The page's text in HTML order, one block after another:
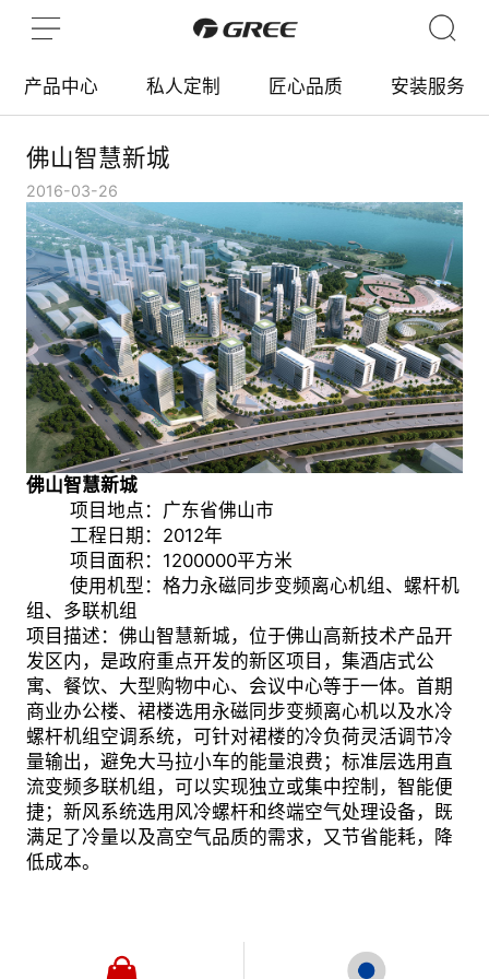
产品中心 私人定制 匠心品质 安装服务
佛山智慧新城
2016-03-26
佛山智慧新城
项目地点：广东省佛山市
工程日期： 2012年
项目面积： 1200000平方米
使用机型：格力永磁同步变频离心机组、螺杆机
组、多联机组
项目描述：佛山智慧新城，位于佛山高新技术产品开
发区内，是政府重点开发的新区项目，集酒店式公
寓、餐饮、大型购物中心、会议中心等于一体。首期
商业办公楼、裙楼选用永磁同步变频离心机以及水冷
螺杆机组空调系统，可针对裙楼的冷负荷灵活调节冷
量输出，避免大马拉小车的能量浪费；标准层选用直
流变频多联机组，可以实现独立或集中控制，智能便
捷；新风系统选用风冷螺杆和终端空气处理设备，既
满足了冷量以及高空气品质的需求，又节省能耗，降
低成本。